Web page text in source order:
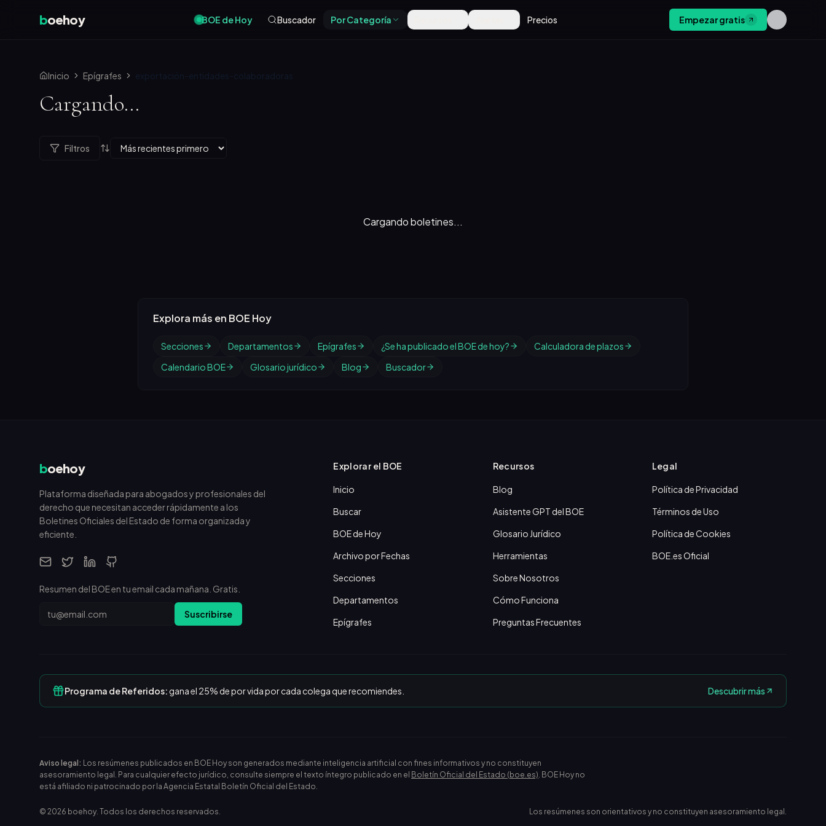
boehoy BOE de Hoy Buscador Por Categoría Precios Empezar gratis
Inicio Epígrafes exportación-entidades-colaboradoras
Cargando...
Filtros
Cargando boletines...
Explora más en BOE Hoy
Secciones Departamentos Epígrafes ¿Se ha publicado el BOE de hoy?
Calculadora de plazos
Calendario BOE
Glosario jurídico Blog Buscador
boehoy
Plataforma diseñada para abogados y profesionales del
derecho que necesitan acceder rápidamente a los
Boletines Oficiales del Estado de forma organizada y
eficiente.
Resumen del BOE en tu email cada mañana. Gratis.
Email Suscribirse
Explorar el BOE
Inicio
Buscar
BOE de Hoy
Archivo por Fechas
Secciones
Departamentos
Epígrafes
Recursos
Blog
Asistente GPT del BOE
Glosario Jurídico
Herramientas
Sobre Nosotros
Cómo Funciona
Preguntas Frecuentes
Legal
Política de Privacidad
Términos de Uso
Política de Cookies
BOE.es Oficial
Programa de Referidos:gana el 25% de por vida por cada colega que recomiendes. Descubrir más
Aviso legal: Los resúmenes publicados en BOE Hoy son generados mediante inteligencia artificial con fines informativos y no constituyen
asesoramiento legal. Para cualquier efecto jurídico, consulte siempre el texto íntegro publicado en el Boletín Oficial del Estado (boe.es). BOE Hoy no
está afiliado ni patrocinado por la Agencia Estatal Boletín Oficial del Estado.
© 2026 boehoy. Todos los derechos reservados. Los resúmenes son orientativos y no constituyen asesoramiento legal.